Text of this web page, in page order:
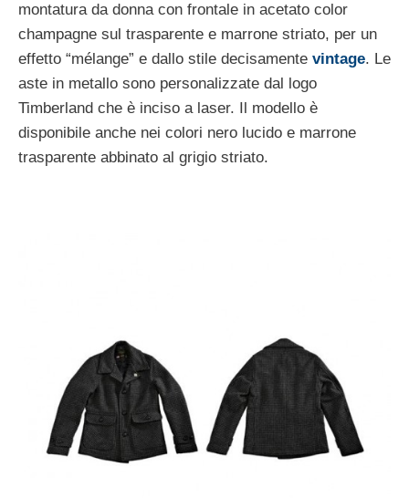
montatura da donna con frontale in acetato color
champagne sul trasparente e marrone striato, per un
effetto “mélange” e dallo stile decisamente vintage. Le
aste in metallo sono personalizzate dal logo
Timberland che è inciso a laser. Il modello è
disponibile anche nei colori nero lucido e marrone
trasparente abbinato al grigio striato.